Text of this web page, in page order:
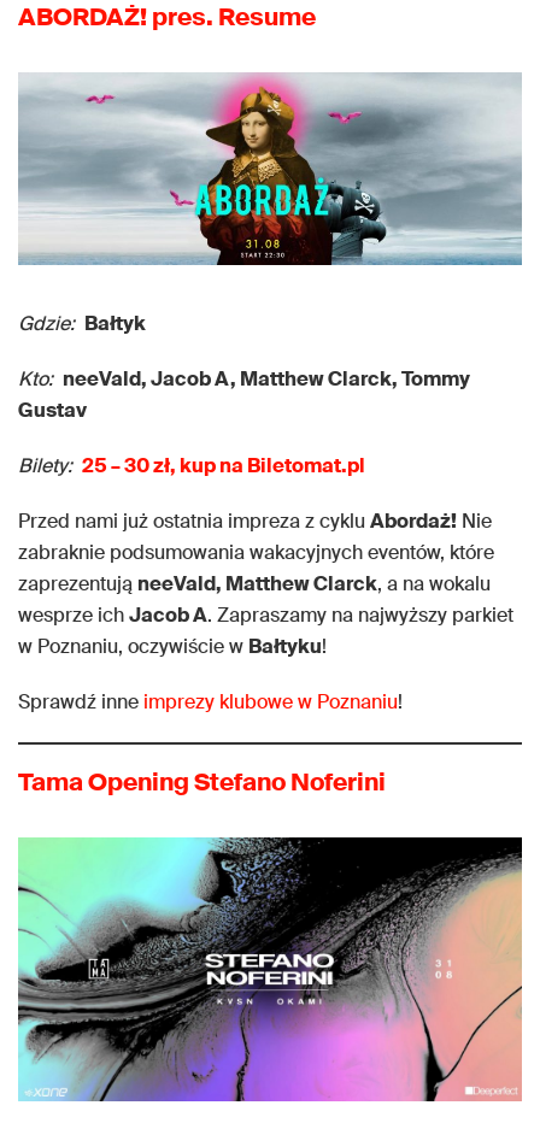
ABORDAŻ! pres. Resume
Gdzie: Bałtyk
Kto: neeVald, Jacob A, Matthew Clarck, Tommy
Gustav
Bilety: 25 – 30 zł, kup na Biletomat.pl
Przed nami już ostatnia impreza z cyklu Abordaż! Nie
zabraknie podsumowania wakacyjnych eventów, które
zaprezentują neeVald, Matthew Clarck, a na wokalu
wesprze ichJacob A. Zapraszamy na najwyższy parkiet
w Poznaniu, oczywiście w Bałtyku!
Sprawdź inne imprezy klubowe w Poznaniu!
Tama Opening Stefano Noferini